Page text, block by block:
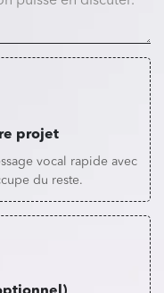
projet
vocal rapide avec
du reste.